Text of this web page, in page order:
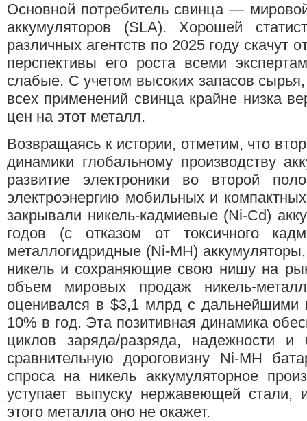
Основной потребитель свинца —
аккумуляторов (SLA). Хорошей
различных агентств по 2025 году
перспективы его роста всеми
слабые. С учетом высоких запасов сырья,
всех применений свинца крайне низка
цен на этот металл.
Возвращаясь к истории, отметим, что
динамики глобальному производству
развитие электроники во второй
электроэнергию мобильных и
закрывали никель-кадмиевые (Ni-Cd)
годов (с отказом от токсичного
металлогидридные (Ni-MH)
никель и сохраняющие свою нишу на
объем мировых продаж никель-
оценивался в $3,1 млрд с дальнейшими
10% в год. Эта позитивная динамика
циклов заряда/разряда, надежности и
сравнительную дороговизну Ni-MH
спроса на никель аккумуляторное
уступает выпуску нержавеющей стали,
этого металла оно не окажет.